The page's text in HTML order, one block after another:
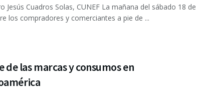
Jesús Cuadros Solas, CUNEF La mañana del sábado 18 de
los compradores y comerciantes a pie de ...
de las marcas y consumos en